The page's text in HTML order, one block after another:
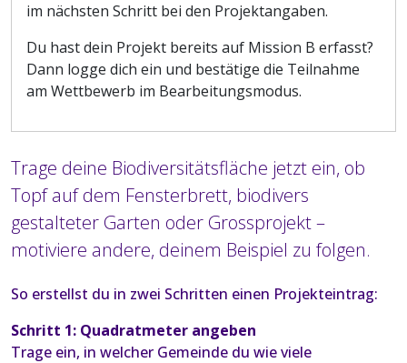
im nächsten Schritt bei den Projektangaben.
Du hast dein Projekt bereits auf Mission B erfasst?
Dann logge dich ein und bestätige die Teilnahme
am Wettbewerb im Bearbeitungsmodus.
Trage deine Biodiversitätsfläche jetzt ein, ob
Topf auf dem Fensterbrett, biodivers
gestalteter Garten oder Grossprojekt –
motiviere andere, deinem Beispiel zu folgen.
So erstellst du in zwei Schritten einen Projekteintrag:
Schritt 1: Quadratmeter angeben
Trage ein, in welcher Gemeinde du wie viele